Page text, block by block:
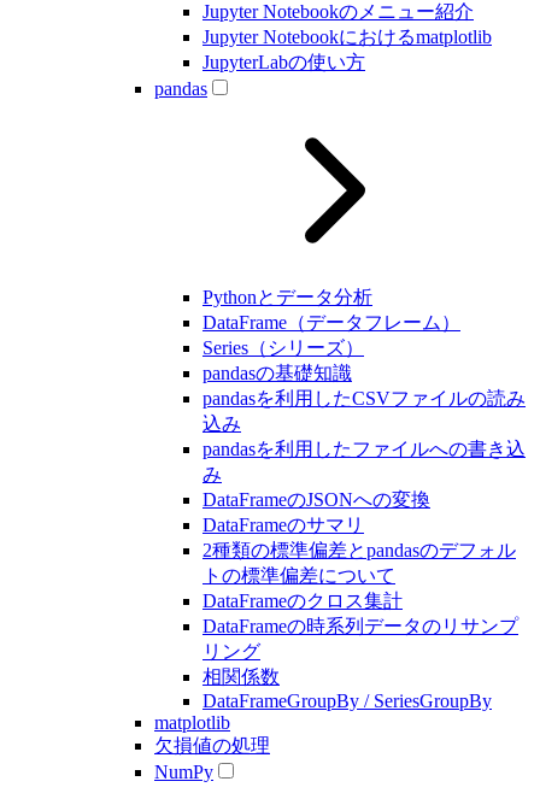
Jupyter Notebookのメニュー紹介
Jupyter Notebookにおけるmatplotlib
JupyterLabの使い方
pandas
Pythonとデータ分析
DataFrame（データフレーム）
Series（シリーズ）
pandasの基礎知識
pandasを利用したCSVファイルの読み
込み
pandasを利用したファイルへの書き込
み
DataFrameのJSONへの変換
DataFrameのサマリ
2種類の標準偏差とpandasのデフォル
トの標準偏差について
DataFrameのクロス集計
DataFrameの時系列データのリサンプ
リング
相関係数
DataFrameGroupBy / SeriesGroupBy
matplotlib
欠損値の処理
NumPy